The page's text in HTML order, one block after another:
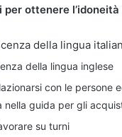
ottenere l’idoneità
della lingua
della lingua inglese
con le persone
nella guida per gli
su turni